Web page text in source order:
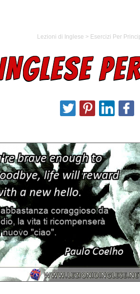
Lezioni di Inglese > Esercizi Per